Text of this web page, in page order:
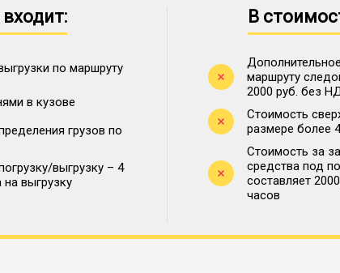
по маршруту
в кузове
грузов по
выгрузку – 4
на выгрузку
В
маршруту
2000 руб. без
Стоимость
размере более
Стоимость за
средства под
составляет
часов